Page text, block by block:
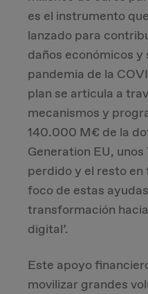
DEAL & STRATEGY
Due Diligence
Carve-out
Post Merger Integration
Business Strategy
Market Strategy &
Performance
es el instrumento
lanzado para
daños económicos y
pandemia de la
plan se articula a
mecanismos y
140.000 M€ de la
Generation EU,
perdido y el resto
foco de estas
transformación
digital’.
Este apoyo
movilizar grandes